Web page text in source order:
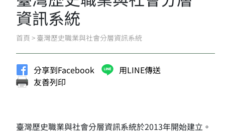
資訊系統
首頁 > 臺灣歷史職業與社會分層資訊系統
分享到Facebook
用LINE傳送
友善列印
臺灣歷史職業與社會分層資訊系統於2013年開始建立。